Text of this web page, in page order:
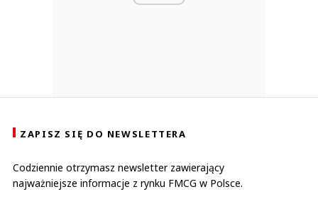
ZAPISZ SIĘ DO NEWSLETTERA
Codziennie otrzymasz newsletter zawierający
najważniejsze informacje z rynku FMCG w Polsce.